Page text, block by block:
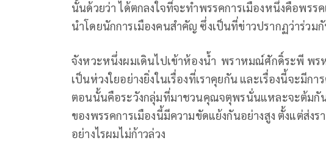
นั้นด้วยว่า ได้ตกลงใจที่จะทำพรรคการเมืองหนึ่งคือพรร
นำโดยนักการเมืองคนสำคัญ ซึ่งเป็นที่ข่าวปรากฏว่าร่ว
จังหวะหนึ่งผมเดินไปเข้าห้องน้ำ พราหมณ์ศักดิ์ระพี พ
เป็นห่วงใยอย่างยิ่งในเรื่องที่เราคุยกัน และเรื่องนี้จะมี
ตอนนั้นคือระวังกลุ่มที่มาชวนคุณจตุพรนั่นแหละจะต้มกัน
ของพรรคการเมืองนี้มีความขัดแย้งกันอย่างสูง ตั้งแต่ส่ง
อย่างไรผมไม่ก้าวล่วง